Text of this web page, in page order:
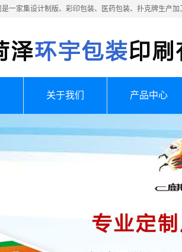
一家集设计制版、彩印包装、医药包装、扑克牌生产
关于我们 产品中心